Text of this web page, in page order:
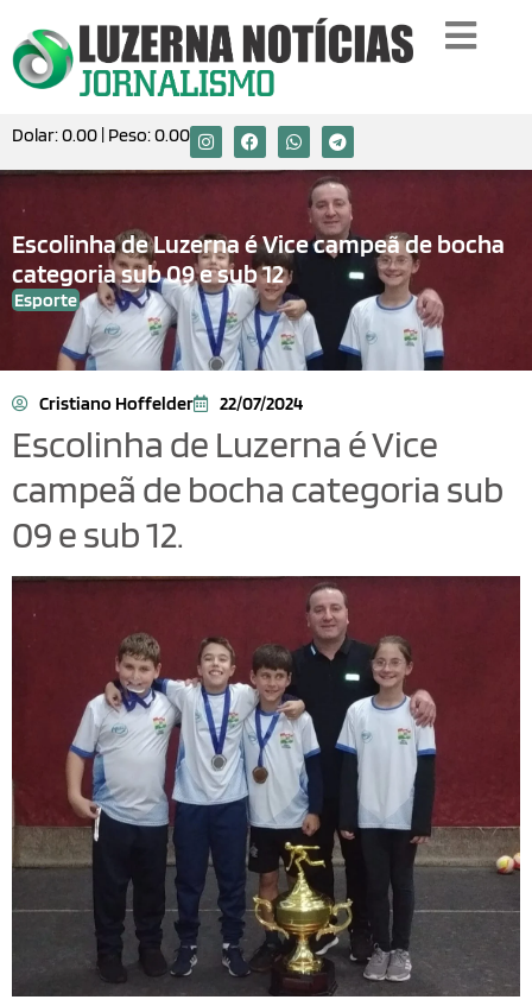
Dolar:0.00 | Peso:0.00
Escolinha de Luzerna é Vice campeã de bocha
categoria sub 09 e sub 12
Esporte
Cristiano Hoffelder 22/07/2024
Escolinha de Luzerna é Vice
campeã de bocha categoria sub
09 e sub 12.